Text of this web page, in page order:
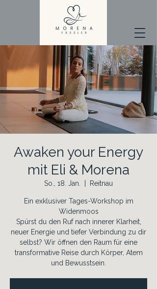
Awaken your Energy
mit Eli & Morena
So., 18. Jan. Reitnau
Ein exklusiver Tages-Workshop im
Widenmoos
Spürst du den Ruf nach innerer Klarheit,
neuer Energie und tiefer Verbindung zu dir
selbst? Wir öffnen den Raum für eine
transformative Reise durch Körper, Atem
und Bewusstsein.